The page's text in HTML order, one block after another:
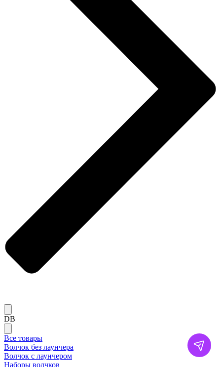
DB
Все товары
Волчок без лаунчера
Волчок с лаунчером
Наборы волчков